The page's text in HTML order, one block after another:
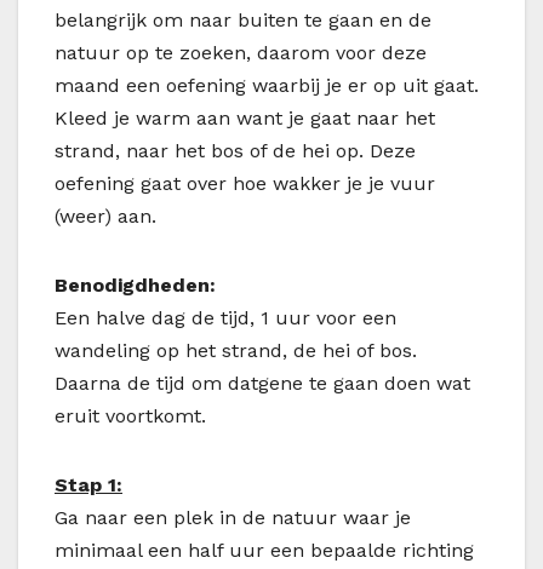
belangrijk om naar buiten te gaan en de
natuur op te zoeken, daarom voor deze
maand een oefening waarbij je er op uit gaat.
Kleed je warm aan want je gaat naar het
strand, naar het bos of de hei op. Deze
oefening gaat over hoe wakker je je vuur
(weer) aan.
Benodigdheden:
Een halve dag de tijd, 1 uur voor een
wandeling op het strand, de hei of bos.
Daarna de tijd om datgene te gaan doen wat
eruit voortkomt.
Stap 1:
Ga naar een plek in de natuur waar je
minimaal een half uur een bepaalde richting